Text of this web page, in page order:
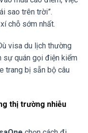
sao trên trời”.
chỗ sớm nhất.
visa du lịch thường
sự quán gọi điện kiểm
trang bị sẵn bộ câu
thị trường nhiễu